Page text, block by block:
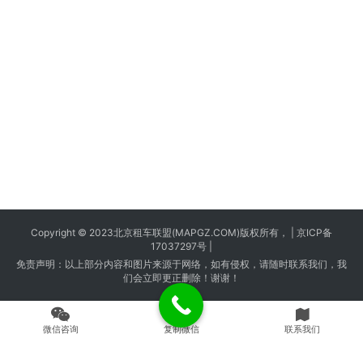
Copyright © 2023北京租车联盟(MAPGZ.COM)版权所有， | 京ICP备
17037297号
免责声明：以上部分内容和图片来源于网络，如有侵权，请随时联系我们，我
们会立即更正删除！谢谢！
微信咨询 复制微信 联系我们